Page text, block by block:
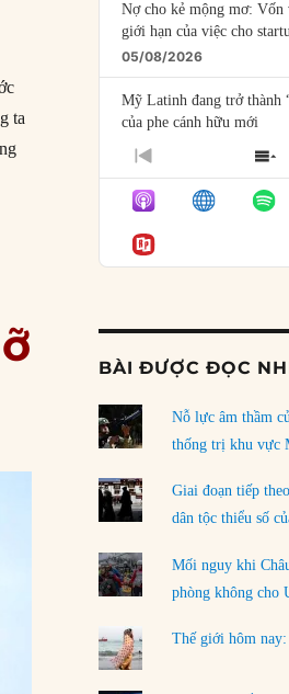
ta
Angela Merkel chào đón người tị
Nợ cho kẻ mộng mơ: Vốn
giới hạn của việc cho
05/08/2026
Mỹ Latinh đang trở thành
của phe cánh hữu mới
04/08/2026
Tại sao Trung Quốc phủ
Ngoại trưởng Nhật Bản?
04/08/2026
03/08/2026
Đặt cược vào thất bại: Các
rủi ro
02/08/2026
Làm thế nào để kết thúc
01/08/2026
Chiến lược kế tiếp của
31/07/2026
Trật tự thế giới mới: Các
phải chịu đựng?
30/07/2026
PREVIOUS
EPISODE
BÀI ĐƯỢC ĐỌC
Nỗ lực âm thầm
thống trị khu vực
Giai đoạn tiếp
dân tộc thiểu số
Mối nguy khi
phòng không cho
Thế giới hôm